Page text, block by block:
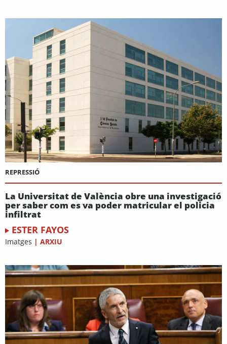
REPRESSIÓ
La Universitat de València obre una investigació
per saber com es va poder matricular el policia
infiltrat
ESTER FAYOS
Imatges | ARXIU